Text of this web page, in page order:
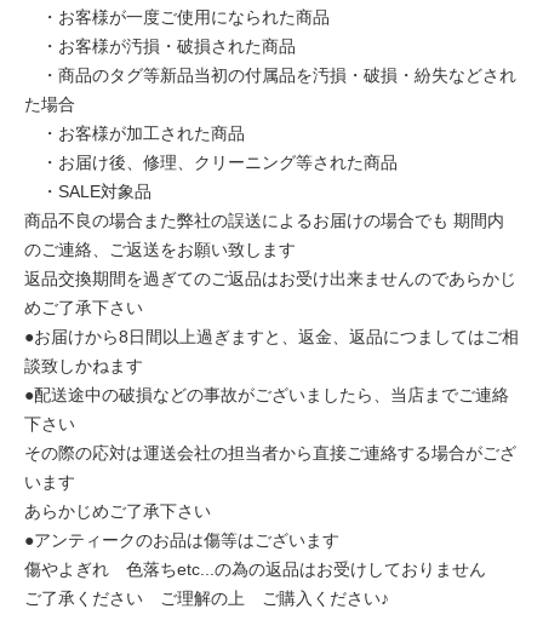
・お客様が一度ご使用になられた商品
・お客様が汚損・破損された商品
・商品のタグ等新品当初の付属品を汚損・破損・紛失などされ
た場合
・お客様が加工された商品
・お届け後、修理、クリーニング等された商品
・SALE対象品
商品不良の場合また弊社の誤送によるお届けの場合でも 期間内
のご連絡、ご返送をお願い致します
返品交換期間を過ぎてのご返品はお受け出来ませんのであらかじ
めご了承下さい
●お届けから8日間以上過ぎますと、返金、返品につましてはご相
談致しかねます
●配送途中の破損などの事故がございましたら、当店までご連絡
下さい
その際の応対は運送会社の担当者から直接ご連絡する場合がござ
います
あらかじめご了承下さい
●アンティークのお品は傷等はございます
傷やよぎれ 色落ちetc...の為の返品はお受けしておりません
ご了承ください ご理解の上 ご購入ください♪